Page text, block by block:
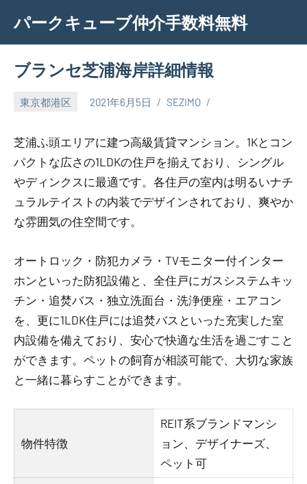
content
パークキューブ仲介手数料無料
ブランセ芝浦海岸詳細情報
東京都港区 2021年6月5日 SEZIMO
芝浦ふ頭エリアに建つ高級賃貸マンション。1Kとコン
パクトな広さの1LDKの住戸を揃えており、シングル
やディンクスに最適です。各住戸の室内は明るいナチ
ュラルテイストの内装でデザインされており、爽やか
な雰囲気の住空間です。
オートロック・防犯カメラ・TVモニター付インター
ホンといった防犯設備と、全住戸にガスシステムキッ
チン・追焚バス・独立洗面台・洗浄便座・エアコン
を、更に1LDK住戸には追焚バスといった充実した室
内設備を備えており、安心で快適な生活を過ごすこと
ができます。ペットの飼育が相談可能で、大切な家族
と一緒に暮らすことができます。
物件特徴
REIT系ブランドマンシ
ョン、デザイナーズ、
ペット可